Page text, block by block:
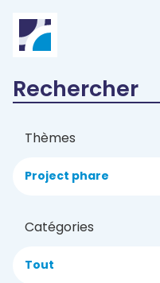
Thèmes
Project phare
Catégories
Tout